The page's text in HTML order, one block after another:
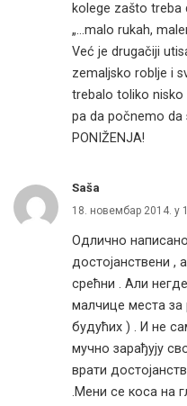
kolege zašto treba
„…malo rukah,
Već je drugačiji
zemaljsko roblje i
trebalo toliko nisko
pa da počnemo da
PONIŽENJA!
Saša
18. новембар 2014. у
Одлично
достојанствени ,
срећни . Али
малчице места
будућих ) . И не
мучно зарађују
врати
.Мени се коса на